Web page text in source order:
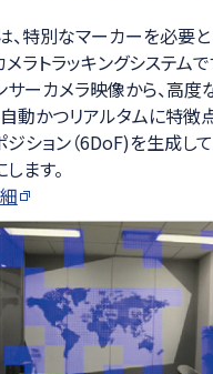
、特別なマーカーを必要
ラトラッキングシステムで
ーカメラ映像から、高度
動かつリアルタムに特徴
ション（6DoF)を生成し
ます。